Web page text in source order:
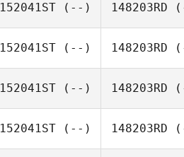
152041ST(--) 148203RD
152041ST(--) 148203RD
152041ST(--) 148203RD
152041ST(--) 148203RD